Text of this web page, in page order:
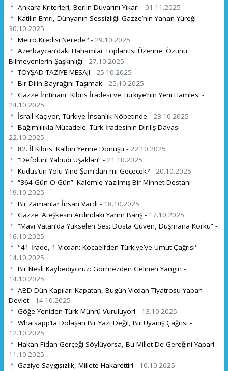
Ankara Kriterleri, Berlin Duvarını Yıkar! - 01.11.2025
Katilin Emri, Dünyanın Sessizliği! Gazze’nin Yanan Yüreği -
30.10.2025
Metro Kredisi Nerede? - 29.10.2025
Azerbaycan’daki Hahamlar Toplantısı Üzerine: Özünü
Bilmeyenlerin Şaşkınlığı - 27.10.2025
TOYŞAD TAZİYE MESAJI - 25.10.2025
Bir Dilin Bayrağını Taşımak - 25.10.2025
Gazze İmtihanı, Kıbrıs İradesi ve Türkiye’nin Yeni Hamlesi -
24.10.2025
İsrail Kaçıyor, Türkiye İnsanlık Nöbetinde - 23.10.2025
Bağımlılıkla Mücadele: Türk İradesinin Diriliş Davası -
22.10.2025
82. İl Kıbrıs: Kalbin Yerine Dönüşü - 22.10.2025
“Defolun! Yahudi Uşakları” - 21.10.2025
Kudüs’ün Yolu Yine Şam’dan mı Geçecek? - 20.10.2025
“364 Gün O Gün”: Kalemle Yazılmış Bir Minnet Destanı -
19.10.2025
Bir Zamanlar İnsan Vardı - 18.10.2025
Gazze: Ateşkesin Ardındaki Yarım Barış - 17.10.2025
“Mavi Vatan’da Yükselen Ses: Dosta Güven, Düşmana Korku” -
16.10.2025
"41 İrade, 1 Vicdan: Kocaeli’den Türkiye’ye Umut Çağrısı" -
14.10.2025
Bir Nesli Kaybediyoruz: Görmezden Gelinen Yangın -
14.10.2025
ABD Dün Kapıları Kapatan, Bugün Vicdan Tiyatrosu Yapan
Devlet - 14.10.2025
Göğe Yeniden Türk Mührü Vuruluyor! - 13.10.2025
Whatsapp’ta Dolaşan Bir Yazı Değil, Bir Uyanış Çağrısı -
12.10.2025
Hakan Fidan Gerçeği Söylüyorsa, Bu Millet De Gereğini Yapar! -
11.10.2025
Gaziye Saygısızlık, Millete Hakarettir! - 10.10.2025